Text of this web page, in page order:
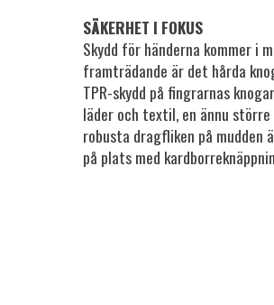
SÄKERHET I FOKUS
Skydd för händerna kommer i
framträdande är det hårda
TPR-skydd på fingrarnas
läder och textil, en ännu
robusta dragfliken på mudden
på plats med